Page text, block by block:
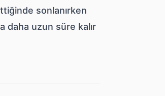
sonlanırken
daha uzun süre kalır